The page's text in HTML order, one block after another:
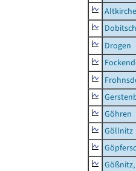
Drogen
Göhren
Göllnitz